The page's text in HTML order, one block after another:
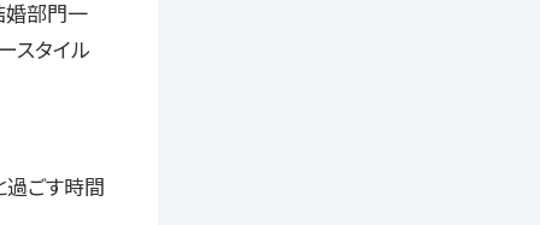
婚部門一
スタイル
過ごす時間